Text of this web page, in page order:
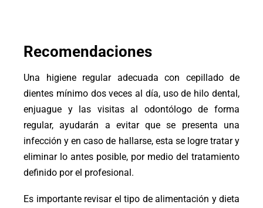
Recomendaciones
Una higiene regular adecuada con cepillado de
dientes mínimo dos veces al día, uso de hilo dental,
enjuague y las visitas al odontólogo de forma
regular, ayudarán a evitar que se presenta una
infección y en caso de hallarse, esta se logre tratar y
eliminar lo antes posible, por medio del tratamiento
definido por el profesional.
Es importante revisar el tipo de alimentación y dieta